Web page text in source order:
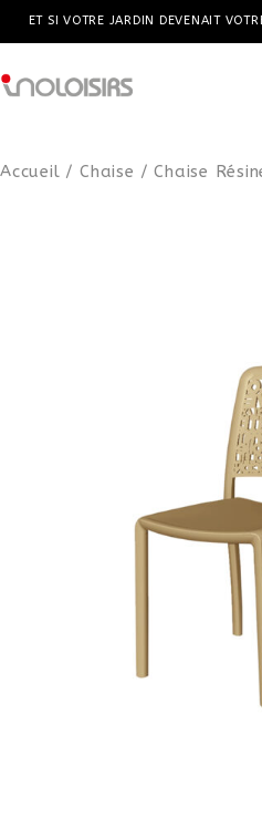
ET SI VOTRE JARDIN DEVENAIT
Accueil / Chaise / Chaise